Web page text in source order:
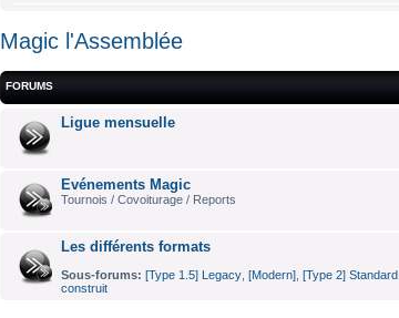
Magic l'Assemblée
FORUMS
Ligue mensuelle
Evénements Magic
Tournois / Covoiturage / Reports
Les différents formats
Sous-forums: [Type 1.5] Legacy [Modern] [Type 2] Standard
construit